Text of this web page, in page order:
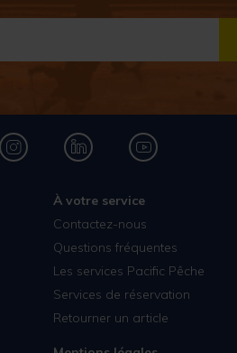
À votre service
Contactez-nous
Questions fréquentes
Les services Pacific Pêche
Services de réservation
Retourner un article